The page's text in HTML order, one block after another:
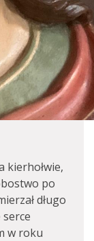
kierhołwie,
po
długo
serce
w roku